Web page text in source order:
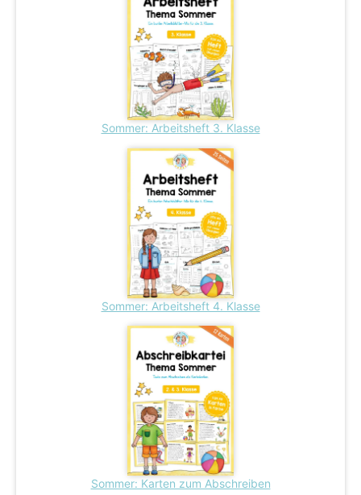
Sommer: Arbeitsheft 3. Klasse
Sommer: Arbeitsheft 4. Klasse
Sommer: Karten zum Abschreiben